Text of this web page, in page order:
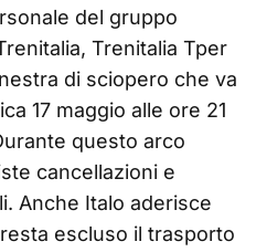
del gruppo
Trenitalia Tper
di sciopero che va
17 maggio alle ore 21
questo arco
cancellazioni e
Anche Italo aderisce
escluso il trasporto